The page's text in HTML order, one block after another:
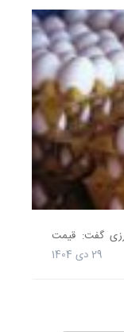
گفت: قیمت
29 دی 1404